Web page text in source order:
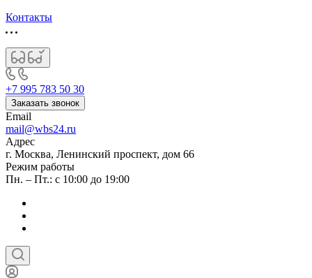
Контакты
+7 995 783 50 30
Заказать звонок
Email
mail@wbs24.ru
Адрес
г. Москва, Ленинский проспект, дом 66
Режим работы
Пн. – Пт.: с 10:00 до 19:00